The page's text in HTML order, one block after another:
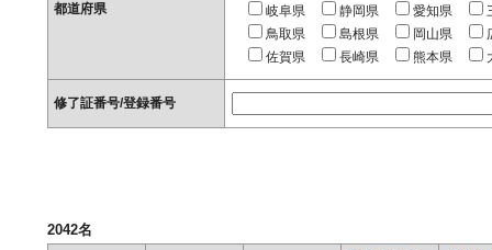
都道府県
岐阜県
静岡県 愛知県
鳥取県
島根県 岡山県
佐賀県
長崎県 熊本県
修了証番号/登録番号
2042名